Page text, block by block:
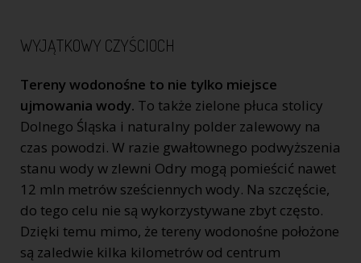
WYJĄTKOWY CZYŚCIOCH
Tereny wodonośne to nie tylko miejsce
ujmowania wody. To także zielone płuca stolicy
Dolnego Śląska i naturalny polder zalewowy na
czas powodzi. W razie gwałtownego podwyższenia
stanu wody w zlewni Odry mogą pomieścić nawet
12 mln metrów sześciennych wody. Na szczęście,
do tego celu nie są wykorzystywane zbyt często.
Dzięki temu mimo, że tereny wodonośne położone
są zaledwie kilka kilometrów od centrum